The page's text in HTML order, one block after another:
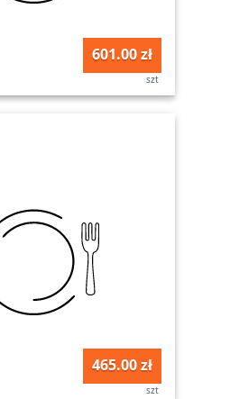
601.00 zł
szt
465.00 zł
szt